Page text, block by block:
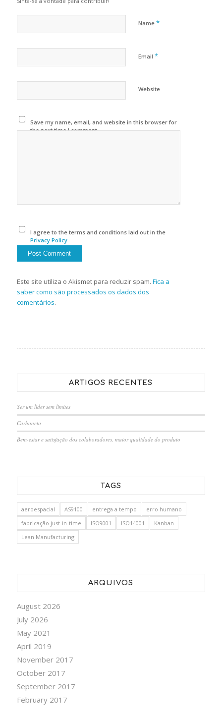
Name *
Email *
Website
Save my name, email, and website in this browser for
the next time I comment.
I agree to the terms and conditions laid out in the
Privacy Policy
Este site utiliza o Akismet para reduzir spam. Fica a
saber como são processados os dados dos
comentários.
ARTIGOS RECENTES
Ser um líder sem limites
Carboneto
Bem-estar e satisfação dos colaboradores, maior qualidade do produto
TAGS
aeroespacial AS9100 entrega a tempo
erro humano
fabricação just-in-time
ISO9001 ISO14001
Kanban
Lean Manufacturing
ARQUIVOS
August 2026
July 2026
May 2021
April 2019
November 2017
October 2017
September 2017
February 2017